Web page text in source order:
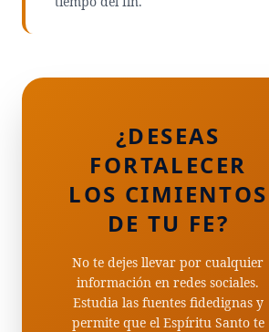
¿DESEAS
FORTALECER
LOS CIMIENTOS
DE TU FE?
No te dejes llevar por cualquier
información en redes sociales.
Estudia las fuentes fidedignas y
permite que el Espíritu Santo te